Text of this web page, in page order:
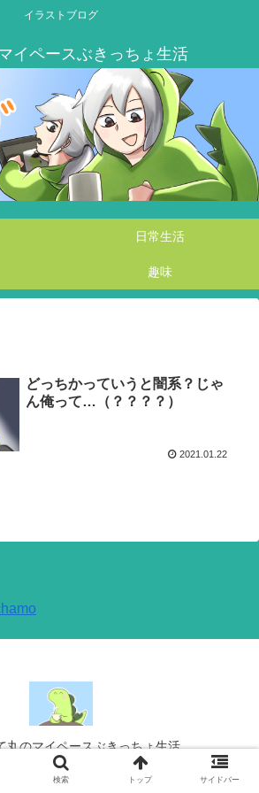
イラストブログ
日常生活
趣味
どっちかっていうと闇系？じゃ
ん俺って…（？？？？）
2021.01.22
丸のマイペースぶきっちょ生活.
検索 トップ サイドバー